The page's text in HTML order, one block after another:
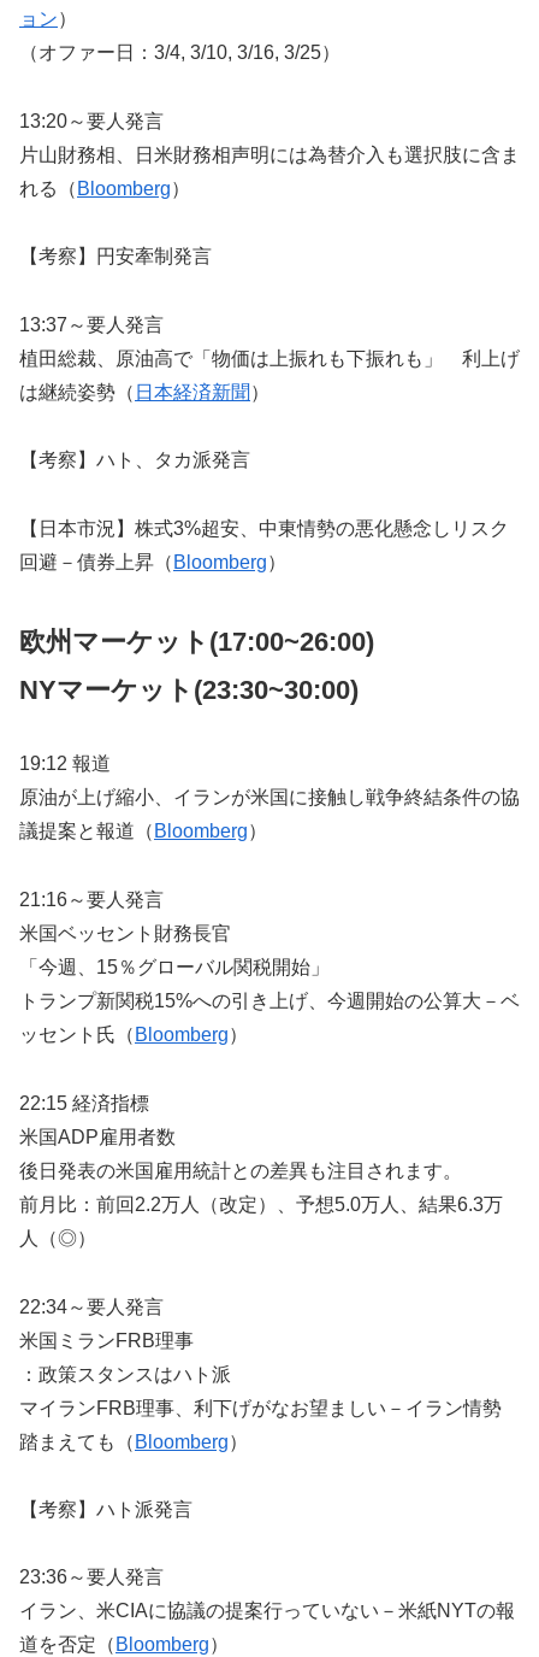
ョン）
（オファー日：3/4, 3/10, 3/16, 3/25）
13:20～要人発言
片山財務相、日米財務相声明には為替介入も選択肢に含ま
れる（ Bloomberg）
【考察】円安牽制発言
13:37～要人発言
植田総裁、原油高で「物価は上振れも下振れも」 利上げ
は継続姿勢（ 日本経済新聞 ）
【考察】ハト、タカ派発言
【日本市況】株式3%超安、中東情勢の悪化懸念しリスク
回避－債券上昇（ Bloomberg）
欧州マーケット(17:00~26:00)
NYマーケット (23:30~30:00)
19:12 報道
原油が上げ縮小、イランが米国に接触し戦争終結条件の協
議提案と報道（ Bloomberg）
21:16～要人発言
米国ベッセント財務長官
「今週、15％グローバル関税開始」
トランプ新関税15%への引き上げ、今週開始の公算大－ベ
ッセント氏（ Bloomberg）
22:15 経済指標
米国ADP雇用者数
後日発表の米国雇用統計との差異も注目されます。
前月比：前回2.2万人（改定）、予想5.0万人、結果6.3万
人（◎）
22:34～要人発言
米国ミランFRB理事
：政策スタンスはハト派
マイランFRB理事、利下げがなお望ましい－イラン情勢
踏まえても（ Bloomberg）
【考察】ハト派発言
23:36～要人発言
イラン、米CIAに協議の提案行っていない－米紙NYTの報
道を否定（ Bloomberg）